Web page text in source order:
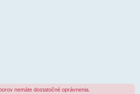
nemáte dostatočné oprávnenia.